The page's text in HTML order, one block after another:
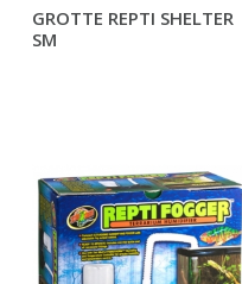
GROTTE REPTI SHELTER
SM